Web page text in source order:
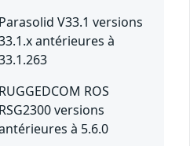
Parasolid V33.1 versions
antérieures à
RUGGEDCOM ROS
RSG2300 versions
à 5.6.0